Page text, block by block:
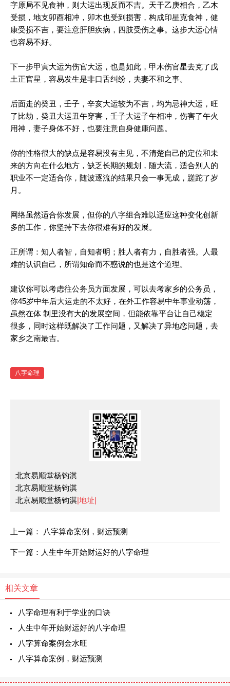
字原局不见食神，则大运出现反而不吉。天干乙庚相合，乙木
受损，地支卯酉相冲，卯木也受到损害，构成印星克食神，健
康受损不吉，要注意肝胆疾病，四肢受伤之事。这步大运心情
也容易不好。
下一步甲寅大运为伤官大运，也是如此，甲木伤官星去克了戊
土正官星，容易发生是非口舌纠纷，夫妻不和之事。
后面走的癸丑，壬子，辛亥大运较为不吉，均为忌神大运，旺
了比劫，癸丑大运丑午穿害，壬子大运子午相冲，伤害了午火
用神，妻子身体不好，也要注意自身健康问题。
你的性格很大的缺点是容易没有主见，不清楚自己的定位和未
来的方向在什么地方，缺乏长期的规划，随大流，适合别人的
职业不一定适合你，随波逐流的结果只会一事无成，蹉跎了岁
月。
网络虽然适合你发展，但你的八字组合难以适应这种变化创新
多的工作，你坚持下去你很难有好的发展。
正所谓：知人者智，自知者明；胜人者有力，自胜者强。人最
难的认识自己，所谓知命而不惑说的也是这个道理。
建议你可以考虑往公务员方面发展，可以去考家乡的公务员，
你45岁中年后大运走的不太好，在外工作容易中年事业动荡，
虽然在体 制里没有大的发展空间，但能依靠平台让自己稳定
很多，同时这样既解决了工作问题，又解决了异地恋问题，去
家乡之南最吉。
八字命理
北京易顺堂杨钧淇
北京易顺堂杨钧淇
北京易顺堂杨钧淇|地址|
上一篇： 八字算命案例，财运预测
下一篇： 人生中年开始财运好的八字命理
相关文章
八字命理有利于学业的口诀
人生中年开始财运好的八字命理
八字算命案例金水旺
八字算命案例，财运预测